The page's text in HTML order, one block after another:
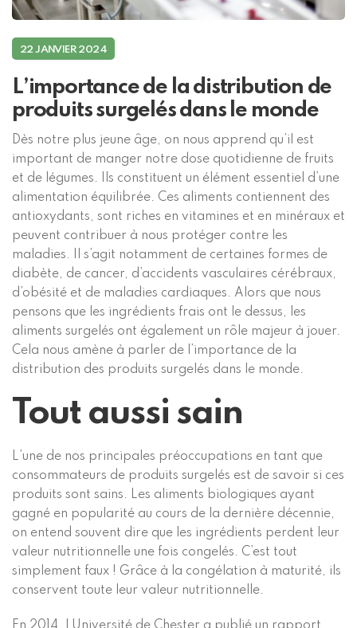
22 JANVIER 2024
L’importance de la distribution de
produits surgelés dans le monde
Dès notre plus jeune âge, on nous apprend qu’il est
important de manger notre dose quotidienne de fruits
et de légumes. Ils constituent un élément essentiel d’une
alimentation équilibrée. Ces aliments contiennent des
antioxydants, sont riches en vitamines et en minéraux et
peuvent contribuer à nous protéger contre les
maladies. Il s’agit notamment de certaines formes de
diabète, de cancer, d’accidents vasculaires cérébraux,
d’obésité et de maladies cardiaques. Alors que nous
pensons que les ingrédients frais ont le dessus, les
aliments surgelés ont également un rôle majeur à jouer.
Cela nous amène à parler de l’importance de la
distribution des produits surgelés dans le monde.
Tout aussi sain
L’une de nos principales préoccupations en tant que
consommateurs de produits surgelés est de savoir si ces
produits sont sains. Les aliments biologiques ayant
gagné en popularité au cours de la dernière décennie,
on entend souvent dire que les ingrédients perdent leur
valeur nutritionnelle une fois congelés. C’est tout
simplement faux ! Grâce à la congélation à maturité, ils
conservent toute leur valeur nutritionnelle.
En 2014, l Université de Chester a publié un rapport